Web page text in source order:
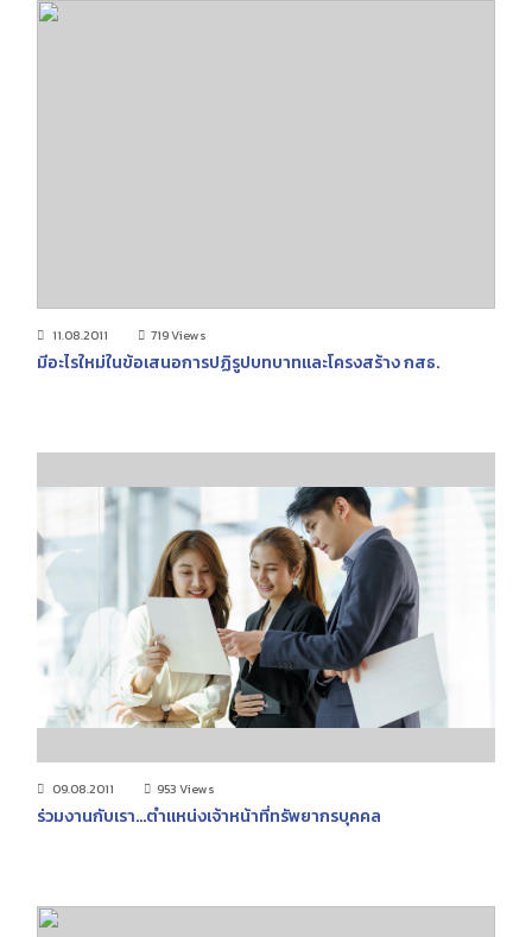
11.08.2011 719 Views
มีอะไรใหม่ในข้อเสนอการปฏิรูปบทบาทและโครงสร้าง กสธ.
09.08.2011 953 Views
ร่วมงานกับเรา...ตำแหน่งเจ้าหน้าที่ทรัพยากรบุคคล